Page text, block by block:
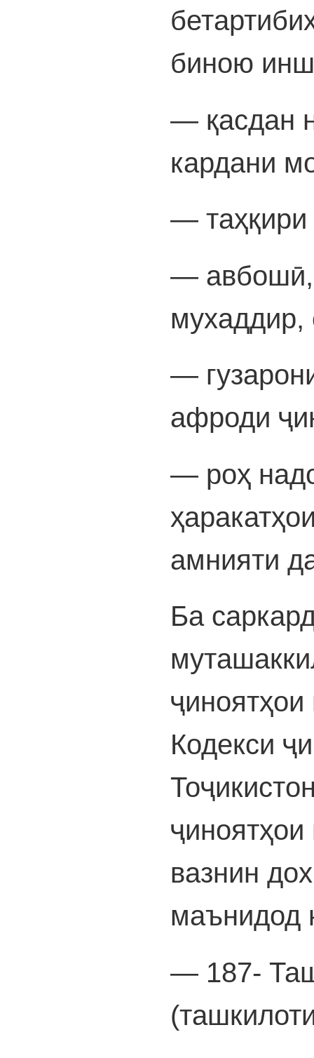
биною
— қасдан
кардани
— таҳқири
— авбошӣ,
мухаддир,
—
афроди
— роҳ
амнияти
Ба
Кодекси
вазнин
маънидод
— 187-